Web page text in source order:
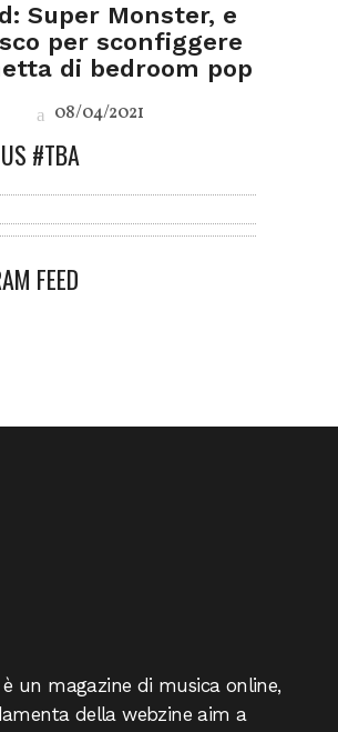
Super Monster, e
per sconfiggere
di bedroom pop
08/04/2021
#TBA
FEED
è un magazine di musica online,
della webzine aim a